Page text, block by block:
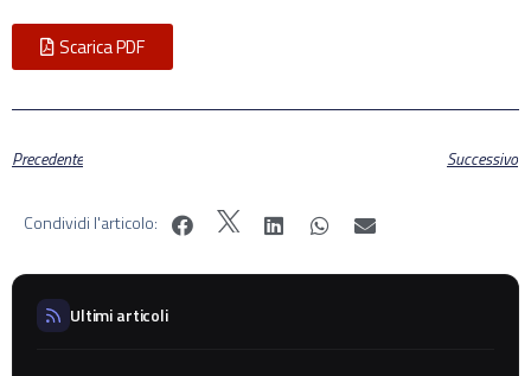
Scarica PDF
Precedente Successivo
Condividi l'articolo:
Ultimi articoli